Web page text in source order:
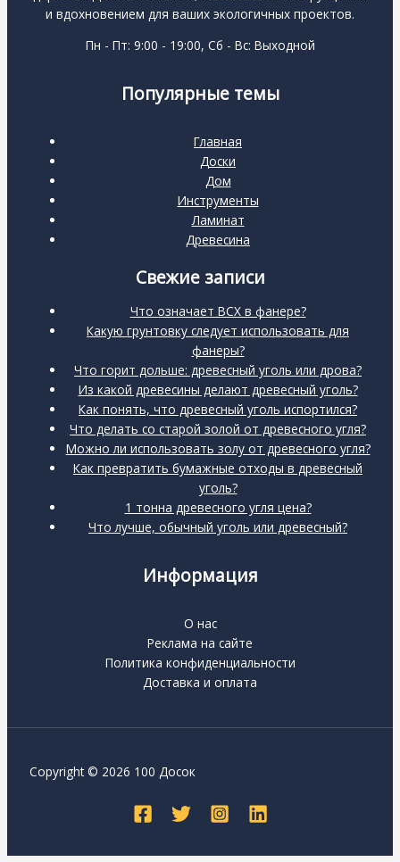
и вдохновением для ваших экологичных проектов.
Пн - Пт: 9:00 - 19:00, Сб - Вс: Выходной
Популярные темы
Главная
Доски
Дом
Инструменты
Ламинат
Древесина
Свежие записи
Что означает BCX в фанере?
Какую грунтовку следует использовать для
фанеры?
Что горит дольше: древесный уголь или дрова?
Из какой древесины делают древесный уголь?
Как понять, что древесный уголь испортился?
Что делать со старой золой от древесного угля?
Можно ли использовать золу от древесного угля?
Как превратить бумажные отходы в древесный
уголь?
1 тонна древесного угля цена?
Что лучше, обычный уголь или древесный?
Информация
О нас
Реклама на сайте
Политика конфиденциальности
Доставка и оплата
Copyright © 2026 100 Досок